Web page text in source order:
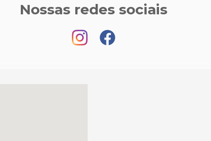
Nossas redes sociais